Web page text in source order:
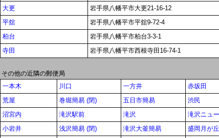
大更
岩手県八幡平市大更21-16-12
平舘
岩手県八幡平市平舘9-72-4
柏台
岩手県八幡平市柏台3-3-1
寺田
岩手県八幡平市西根寺田16-74-1
その他の近隣の郵便局
一本木
川口 一方井
赤坂田
荒屋
巻堀簡易 (閉) 五日市簡易
渋民
沼宮内
滝沢駅前 滝沢
滝沢ニュ
小岩井
浅沢簡易 (閉) 滝沢大釜簡易
盛岡月が丘